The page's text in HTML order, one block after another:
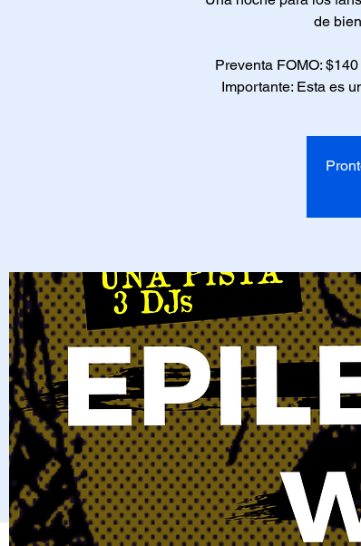
de
Preventa FOMO:
Importante: Esta es